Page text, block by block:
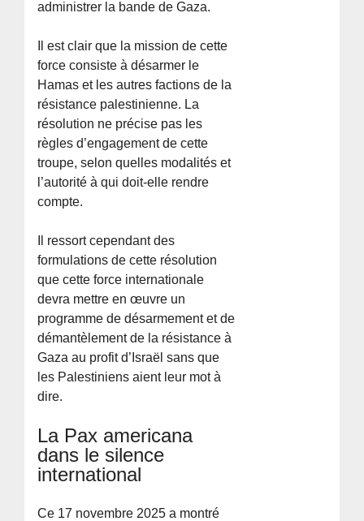
administrer la bande de Gaza.
Il est clair que la mission de cette
force consiste à désarmer le
Hamas et les autres factions de la
résistance palestinienne. La
résolution ne précise pas les
règles d’engagement de cette
troupe, selon quelles modalités et
l’autorité à qui doit-elle rendre
compte.
Il ressort cependant des
formulations de cette résolution
que cette force internationale
devra mettre en œuvre un
programme de désarmement et de
démantèlement de la résistance à
Gaza au profit d’Israël sans que
les Palestiniens aient leur mot à
dire.
La Pax americana
dans le silence
international
Ce 17 novembre 2025 a montré